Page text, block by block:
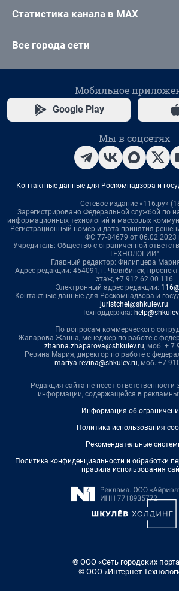
Статистика канала в MAX
Все города сети
Мобильное
Google Play
Мы в соцсетях
Контактные данные для Роскомнадзора и
Сетевое издание «116.ру»
Зарегистрировано Федеральной службой по
информационных технологий и массовых
Регистрационный номер и дата принятия
ФС 77-84679 от 06.02.2023
Учредитель: Общество с ограниченной
ТЕХНОЛОГИИ"
Главный редактор: Филипцева
Адрес редакции: 454091, г. Челябинск,
этаж, +7 912 62 00 116
Электронный адрес редакции:
Контактные данные для Роскомнадзора и
juristchel@shkulev.ru
Техподдержка:
По вопросам коммерческого
Жапарова Жанна, менеджер по работе с
zhanna.zhaparova@shkulev.ru, моб. + 7
Ревина Мария, директор по работе с
mariya.revina@shkulev.ru, моб. +7
Редакция сайта не несет ответственности
информации, содержащейся в
Информация об
Политика использования
Рекомендательные
Политика конфиденциальности и обработки
правила использования
© ООО «Сеть городских
© ООО «Интернет